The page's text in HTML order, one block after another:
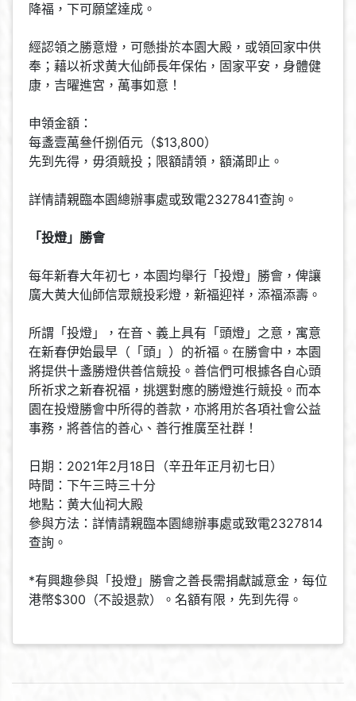
降福，下可願望達成。
經認領之勝意燈，可懸掛於本園大殿，或領回家中供
奉；藉以祈求黄大仙師長年保佑，固家平安，身體健
康，吉曜進宮，萬事如意！
申領金額：
每盞壹萬叄仟捌佰元（$13,800）
先到先得，毋須競投；限額請領，額滿即止。
詳情請親臨本園總辦事處或致電2327841查詢。
「投燈」勝會
每年新春大年初七，本園均舉行「投燈」勝會，俾讓
廣大黄大仙師信眾競投彩燈，新福迎祥，添福添壽。
所謂「投燈」，在音、義上具有「頭燈」之意，寓意
在新春伊始最早（「頭」）的祈福。在勝會中，本園
將提供十盞勝燈供善信競投。善信們可根據各自心頭
所祈求之新春祝福，挑選對應的勝燈進行競投。而本
園在投燈勝會中所得的善款，亦將用於各項社會公益
事務，將善信的善心、善行推廣至社群！
日期：2021年2月18日（辛丑年正月初七日）
時間：下午三時三十分
地點：黄大仙祠大殿
參與方法：詳情請親臨本園總辦事處或致電2327814
查詢。
*有興趣參與「投燈」勝會之善長需捐獻誠意金，每位
港幣$300（不設退款）。名額有限，先到先得。